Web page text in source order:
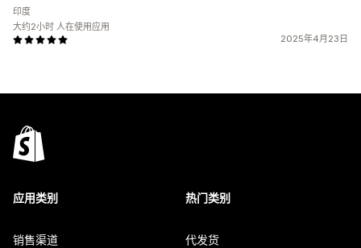
2025年4月23日
印度
大约2小时 人在使用应用
应用类别
销售渠道
热门类别
代发货